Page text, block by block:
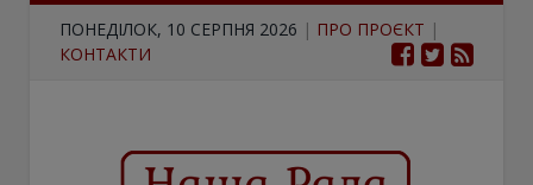
ПОНЕДІЛОК, 10 СЕРПНЯ 2026 | ПРО ПРОЄКТ |
КОНТАКТИ